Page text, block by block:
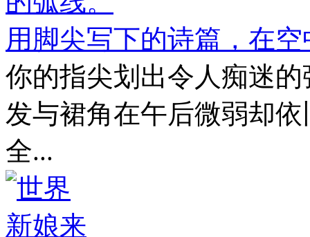
用脚尖写下的诗篇，在
你的指尖划出令人痴迷
发与裙角在午后微弱却
全...